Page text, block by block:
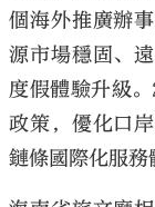
個海外推廣辦
源市場穩固、
度假體驗升級
政策，優化口
鏈條國際化服務